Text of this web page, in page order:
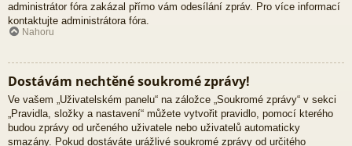
administrátor fóra zakázal přímo vám odesílání zpráv. Pro více informací
kontaktujte administrátora fóra.
Nahoru
Dostávám nechtěné soukromé zprávy!
Ve vašem „Uživatelském panelu“ na záložce „Soukromé zprávy“ v sekci
„Pravidla, složky a nastavení“ můžete vytvořit pravidlo, pomocí kterého
budou zprávy od určeného uživatele nebo uživatelů automaticky
smazány. Pokud dostáváte urážlivé soukromé zprávy od určitého